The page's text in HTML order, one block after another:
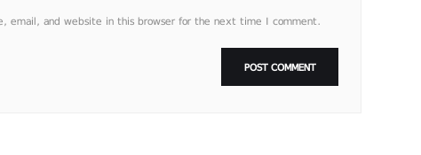
email, and website in this browser for the next time I comment.